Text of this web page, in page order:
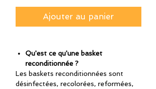
Ajouter au panier
Qu'est ce qu'une basket
reconditionnée ?
Les baskets reconditionnées sont
désinfectées, recolorées, reformées,